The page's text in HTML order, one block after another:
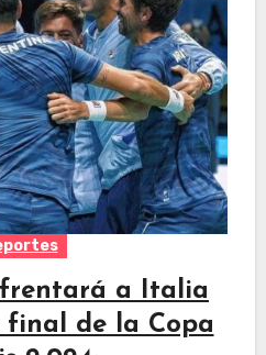
a Italia
final de la Copa